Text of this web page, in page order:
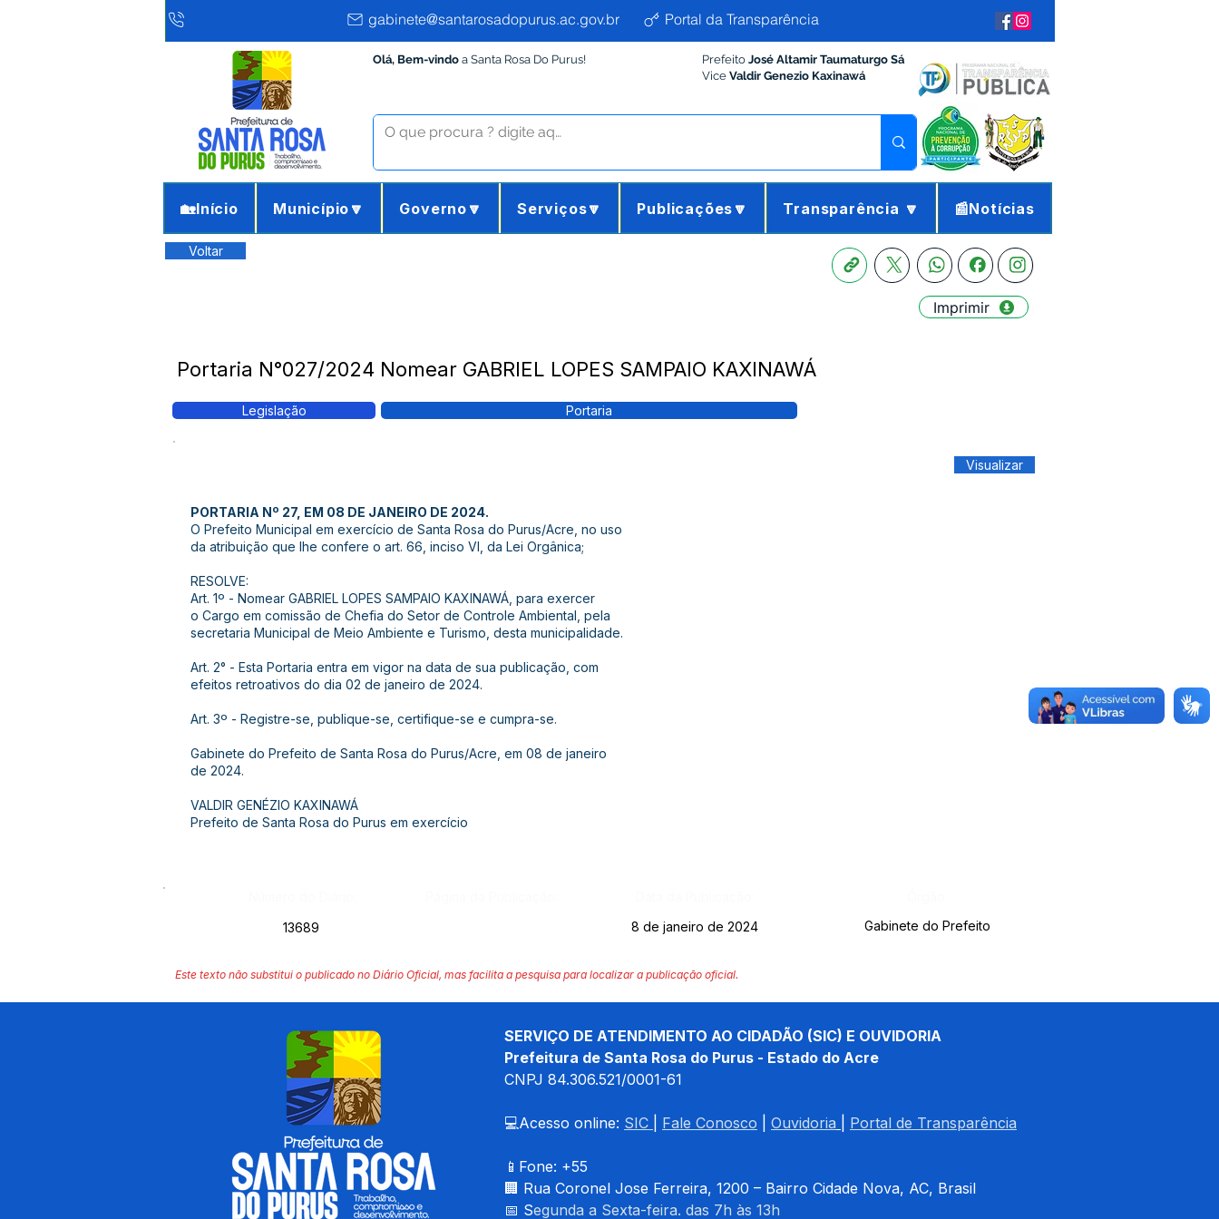
gabinete@santarosadopurus.ac.gov.br Portal da Transparência
Olá, Bem-vindo a Santa Rosa Do Purus! Prefeito José Altamir Taumaturgo Sá
Vice Valdir Genezio Kaxinawá
🏡Início Município🔽 Governo🔽 Serviços🔽 Publicações🔽 Transparência 🔽 📰Notícias
Voltar
Imprimir
Portaria N°027/2024 Nomear GABRIEL LOPES SAMPAIO KAXINAWÁ
Legislação Portaria
Visualizar
PORTARIA Nº 27, EM 08 DE JANEIRO DE 2024.
O Prefeito Municipal em exercício de Santa Rosa do Purus/Acre, no uso
da atribuição que lhe confere o art. 66, inciso VI, da Lei Orgânica;
RESOLVE:
Art. 1º - Nomear GABRIEL LOPES SAMPAIO KAXINAWÁ, para exercer
o Cargo em comissão de Chefia do Setor de Controle Ambiental, pela
secretaria Municipal de Meio Ambiente e Turismo, desta municipalidade.
Art. 2° - Esta Portaria entra em vigor na data de sua publicação, com
efeitos retroativos do dia 02 de janeiro de 2024.
Art. 3º - Registre-se, publique-se, certifique-se e cumpra-se.
Gabinete do Prefeito de Santa Rosa do Purus/Acre, em 08 de janeiro
de 2024.
VALDIR GENÉZIO KAXINAWÁ
Prefeito de Santa Rosa do Purus em exercício
13689
8 de janeiro de 2024 Gabinete do Prefeito
Este texto não substitui o publicado no Diário Oficial, mas facilita a pesquisa para localizar a publicação oficial.
SERVIÇO DE ATENDIMENTO AO CIDADÃO (SIC) E OUVIDORIA
Prefeitura de Santa Rosa do Purus - Estado do Acre
CNPJ 84.306.521/0001-61
💻Acesso online: SIC Fale Conosco Ouvidoria Portal de Transparência
📱Fone: +55
🏢 Rua Coronel Jose Ferreira, 1200 – Bairro Cidade Nova, AC, Brasil
📅 Segunda a Sexta-feira. das 7h às 13h